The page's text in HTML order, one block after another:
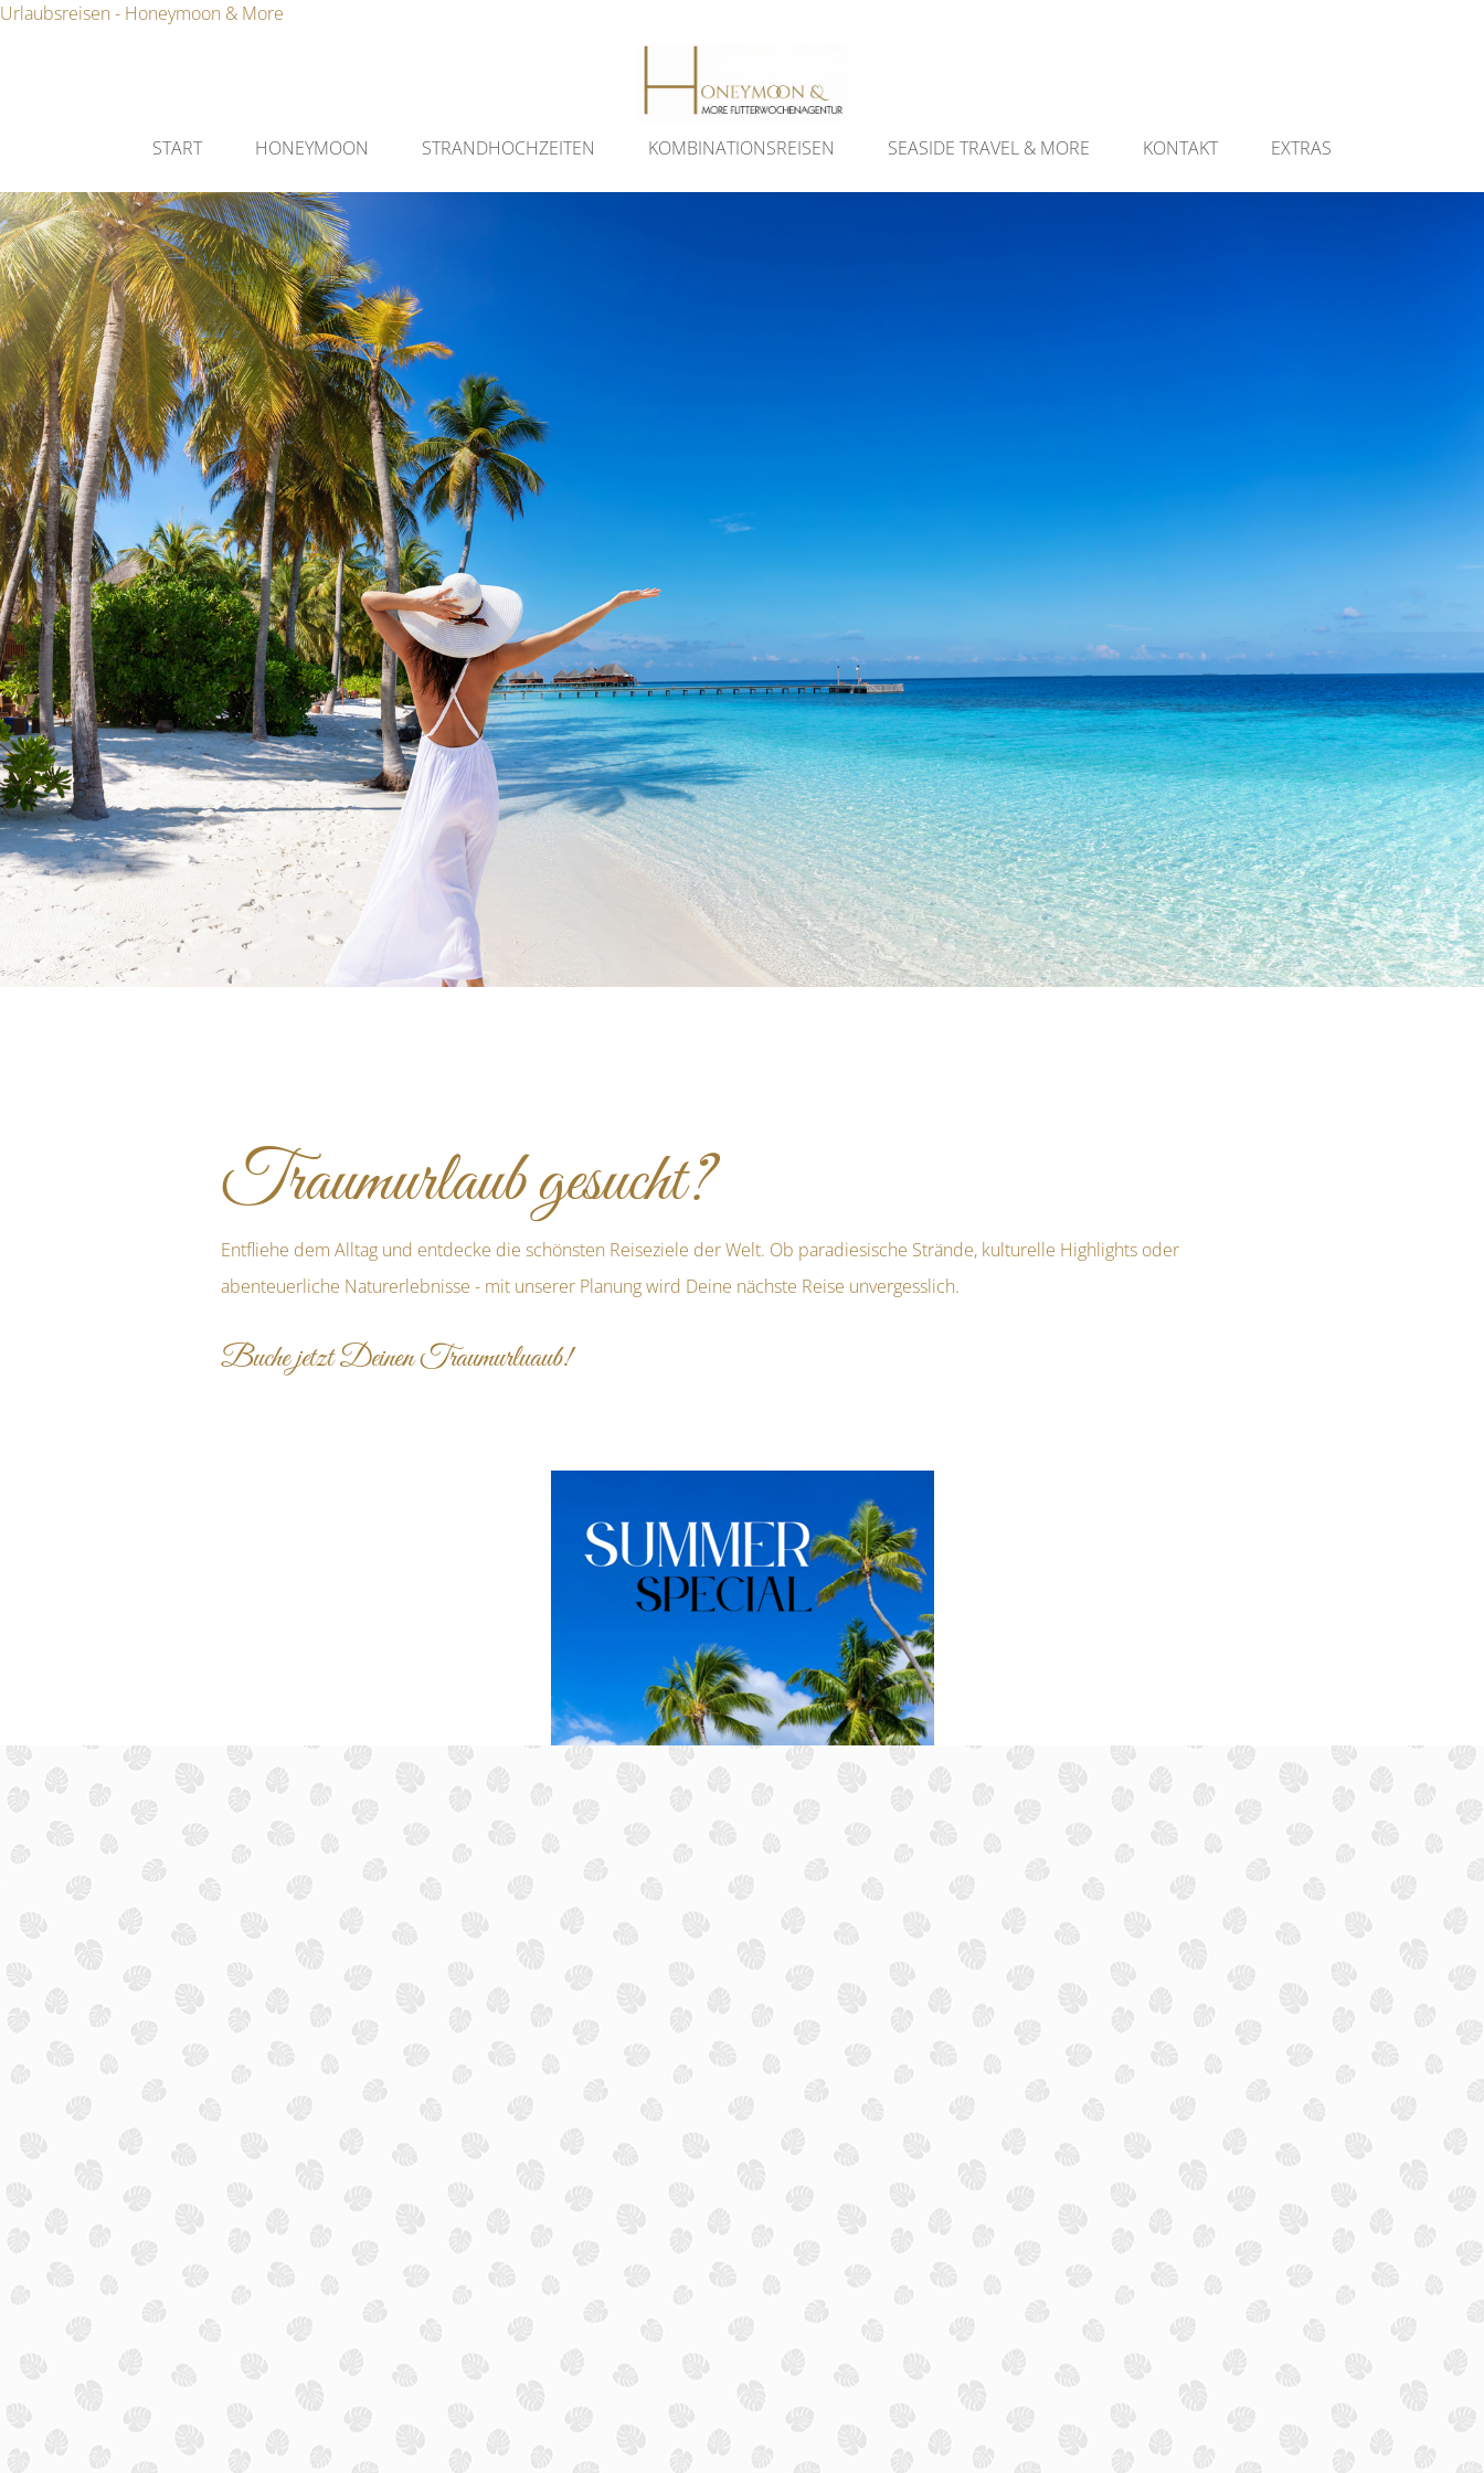
Urlaubsreisen - Honeymoon & More
START HONEYMOON STRANDHOCHZEITEN KOMBINATIONSREISEN SEASIDE TRAVEL & MORE KONTAKT EXTRAS
Traumurlaub gesucht?
Entfliehe dem Alltag und entdecke die schönsten Reiseziele der Welt. Ob paradiesische Strände, kulturelle Highlights oder
abenteuerliche Naturerlebnisse - mit unserer Planung wird Deine nächste Reise unvergesslich.
Buche jetzt Deinen Traumurluaub!